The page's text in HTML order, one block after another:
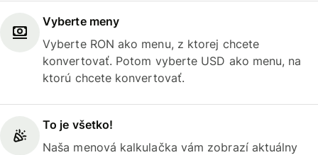
Vyberte meny
Vyberte RON ako menu, z ktorej chcete
konvertovať. Potom vyberte USD ako menu, na
ktorú chcete konvertovať.
To je všetko!
Naša menová kalkulačka vám zobrazí aktuálny